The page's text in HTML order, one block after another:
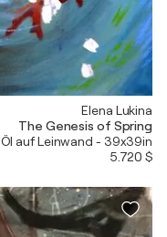
Elena Lukina
The Genesis of Spring
Öl auf Leinwand - 39x39in
5.720 $